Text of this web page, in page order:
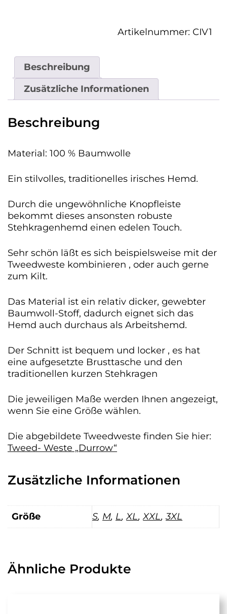
Menge
Artikelnummer: CIV1
Beschreibung
Zusätzliche Informationen
Beschreibung
Material: 100 % Baumwolle
Ein stilvolles, traditionelles irisches Hemd.
Durch die ungewöhnliche Knopfleiste
bekommt dieses ansonsten robuste
Stehkragenhemd einen edelen Touch.
Sehr schön läßt es sich beispielsweise mit der
Tweedweste kombinieren , oder auch gerne
zum Kilt.
Das Material ist ein relativ dicker, gewebter
Baumwoll-Stoff, dadurch eignet sich das
Hemd auch durchaus als Arbeitshemd.
Der Schnitt ist bequem und locker , es hat
eine aufgesetzte Brusttasche und den
traditionellen kurzen Stehkragen
Die jeweiligen Maße werden Ihnen angezeigt,
wenn Sie eine Größe wählen.
Die abgebildete Tweedweste finden Sie hier:
Tweed- Weste „Durrow“
Zusätzliche Informationen
Größe S, M, L,XL,XXL,3XL
Ähnliche Produkte